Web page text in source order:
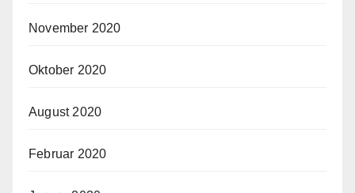
November 2020
Oktober 2020
August 2020
Februar 2020